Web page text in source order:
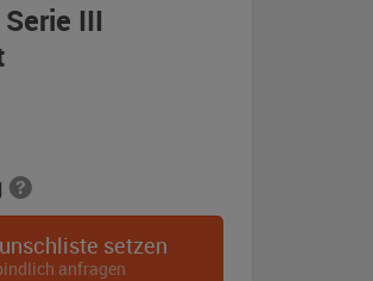
III
,
setzen
anfragen